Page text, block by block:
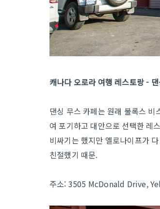
캐나다 오로라 여행 레스토랑 -
댄싱 무스 카페는 원래 불록스
여 포기하고 대안으로 선택한 레
비싸기는 했지만 옐로나이프가
친절했기 때문.
주소: 3505 McDonald Drive,